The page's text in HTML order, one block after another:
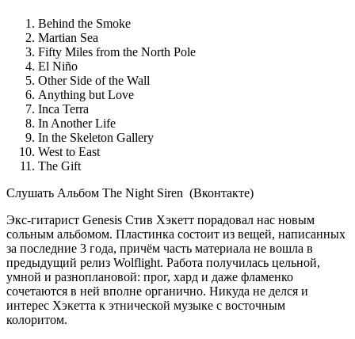
Behind the Smoke
Martian Sea
Fifty Miles from the North Pole
El Niño
Other Side of the Wall
Anything but Love
Inca Terra
In Another Life
In the Skeleton Gallery
West to East
The Gift
Cлушать Альбом The Night Siren (Вконтакте)
Экс-гитарист Genesis Стив Хэкетт порадовал нас новым
сольным альбомом. Пластинка состоит из вещей, написанных
за последние 3 года, причём часть материала не вошла в
предыдущий релиз Wolflight. Работа получилась цельной,
умной и разноплановой: прог, хард и даже фламенко
сочетаются в ней вполне органично. Никуда не делся и
интерес Хэкетта к этнической музыке с восточным
колоритом.